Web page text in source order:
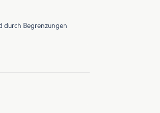
durch Begrenzungen